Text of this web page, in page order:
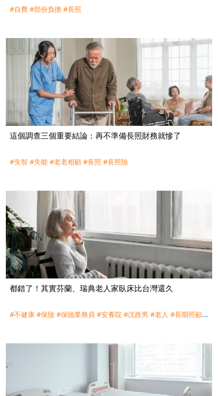
#自費 #部份負擔 #長照
這個調查三個重要結論：再不準備長照財務就慘了
#失智 #失能 #老老相顧 #長照 #長照險
都錯了！其實芬蘭、瑞典老人家臥床比台灣還久
#不健康 #保險 #保險業務員 #安養院 #沈政男 #老人 #長期照顧#